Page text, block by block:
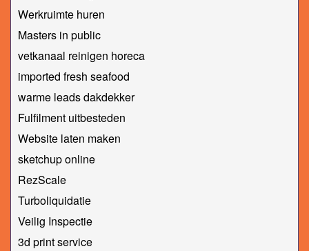
Werkruimte huren
Masters in public
vetkanaal reinigen horeca
imported fresh seafood
warme leads dakdekker
Fulfilment uitbesteden
Website laten maken
sketchup online
RezScale
Turboliquidatie
Veilig Inspectie
3d print service